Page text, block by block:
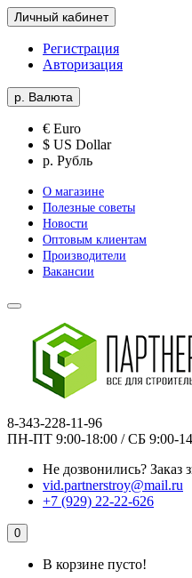
Личный кабинет
Регистрация
Авторизация
р. Валюта
€ Euro
$ US Dollar
р. Рубль
О магазине
Полезные советы
Новости
Оптовым клиентам
Производители
Вакансии
8-343-228-11-96
ПН-ПТ 9:00-18:00 / СБ 9:00-
Не дозвонились? Заказ
vid.partnerstroy@mail.ru
+7 (929) 22-22-626
0
В корзине пусто!